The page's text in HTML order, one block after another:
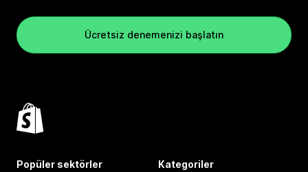
Ücretsiz denemenizi başlatın
Popüler sektörler Kategoriler